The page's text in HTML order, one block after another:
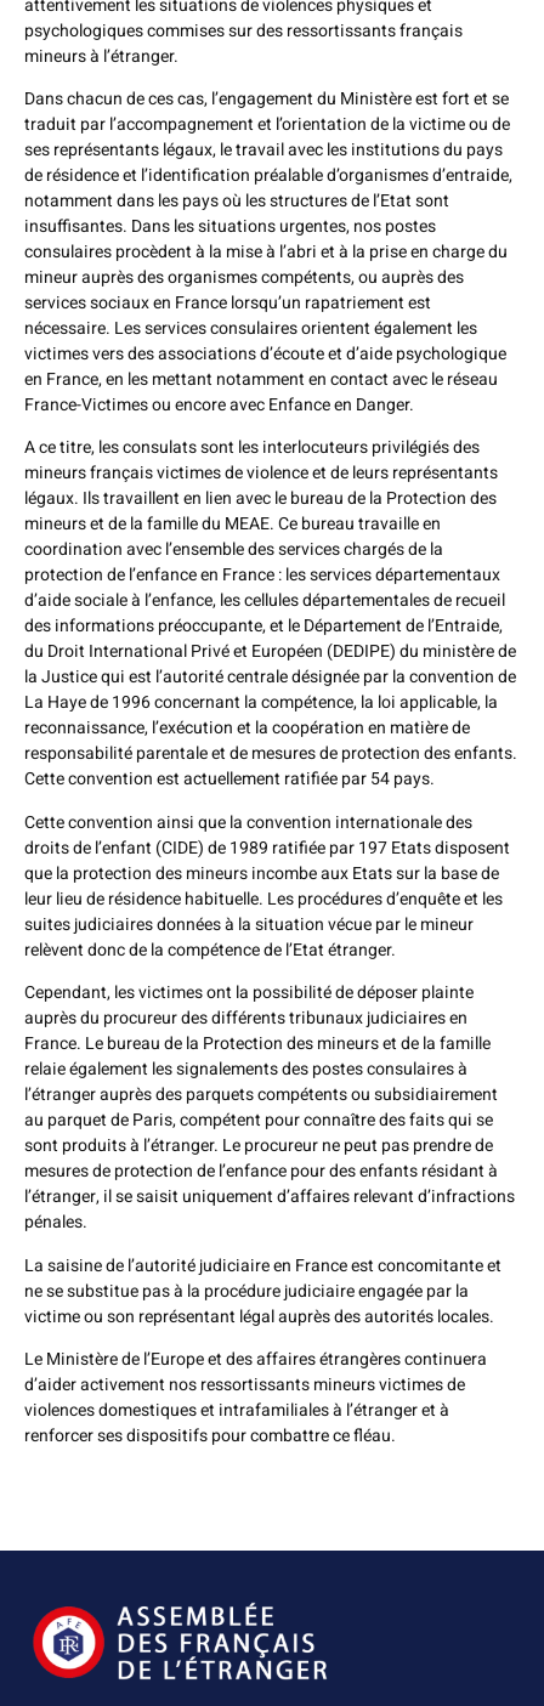
psychologiques commises sur des ressortissants français
mineurs à l’étranger.
Dans chacun de ces cas, l’engagement du Ministère est fort et se
traduit par l’accompagnement et l’orientation de la victime ou de
ses représentants légaux, le travail avec les institutions du pays
de résidence et l’identification préalable d’organismes d’entraide,
notamment dans les pays où les structures de l’Etat sont
insuffisantes. Dans les situations urgentes, nos postes
consulaires procèdent à la mise à l’abri et à la prise en charge du
mineur auprès des organismes compétents, ou auprès des
services sociaux en France lorsqu’un rapatriement est
nécessaire. Les services consulaires orientent également les
victimes vers des associations d’écoute et d’aide psychologique
en France, en les mettant notamment en contact avec le réseau
France-Victimes ou encore avec Enfance en Danger.
A ce titre, les consulats sont les interlocuteurs privilégiés des
mineurs français victimes de violence et de leurs représentants
légaux. Ils travaillent en lien avec le bureau de la Protection des
mineurs et de la famille du MEAE. Ce bureau travaille en
coordination avec l’ensemble des services chargés de la
protection de l’enfance en France : les services départementaux
d’aide sociale à l’enfance, les cellules départementales de recueil
des informations préoccupante, et le Département de l’Entraide,
du Droit International Privé et Européen (DEDIPE) du ministère de
la Justice qui est l’autorité centrale désignée par la convention de
La Haye de 1996 concernant la compétence, la loi applicable, la
reconnaissance, l’exécution et la coopération en matière de
responsabilité parentale et de mesures de protection des enfants.
Cette convention est actuellement ratifiée par 54 pays.
Cette convention ainsi que la convention internationale des
droits de l’enfant (CIDE) de 1989 ratifiée par 197 Etats disposent
que la protection des mineurs incombe aux Etats sur la base de
leur lieu de résidence habituelle. Les procédures d’enquête et les
suites judiciaires données à la situation vécue par le mineur
relèvent donc de la compétence de l’Etat étranger.
Cependant, les victimes ont la possibilité de déposer plainte
auprès du procureur des différents tribunaux judiciaires en
France. Le bureau de la Protection des mineurs et de la famille
relaie également les signalements des postes consulaires à
l’étranger auprès des parquets compétents ou subsidiairement
au parquet de Paris, compétent pour connaître des faits qui se
sont produits à l’étranger. Le procureur ne peut pas prendre de
mesures de protection de l’enfance pour des enfants résidant à
l’étranger, il se saisit uniquement d’affaires relevant d’infractions
pénales.
La saisine de l’autorité judiciaire en France est concomitante et
ne se substitue pas à la procédure judiciaire engagée par la
victime ou son représentant légal auprès des autorités locales.
Le Ministère de l’Europe et des affaires étrangères continuera
d’aider activement nos ressortissants mineurs victimes de
violences domestiques et intrafamiliales à l’étranger et à
renforcer ses dispositifs pour combattre ce fléau.